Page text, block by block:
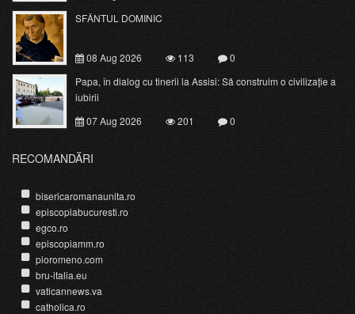
SFÂNTUL DOMINIC
08 Aug 2026 113
0
Papa, în dialog cu tinerii la Assisi: Să construim o civilizație a
iubirii
07 Aug 2026
201 0
RECOMANDĂRI
bisericaromanaunita.ro
episcopiabucuresti.ro
egco.ro
episcopiamm.ro
pioromeno.com
bru-italia.eu
vaticannews.va
catholica.ro